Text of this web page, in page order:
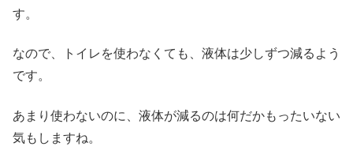
す。
なので、トイレを使わなくても、液体は少しずつ減るよう
です。
あまり使わないのに、液体が減るのは何だかもったいない
気もしますね。